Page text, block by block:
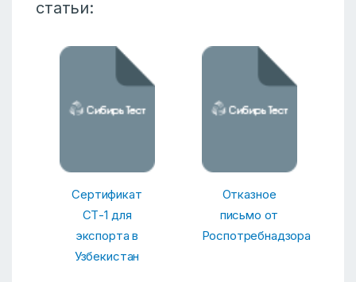
статьи:
Сертификат
СТ-1 для
экспорта в
Узбекистан
Отказное
письмо от
Роспотребнадзора